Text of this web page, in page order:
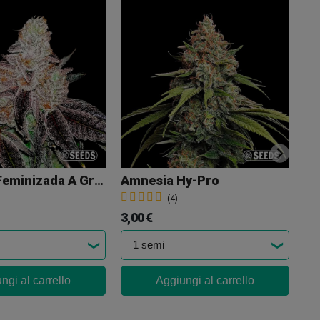
Jealousy Feminizada A Granel
al carrello
Amnesia Hy-Pro
(4)
3,00 €
Aggiungi al carrello